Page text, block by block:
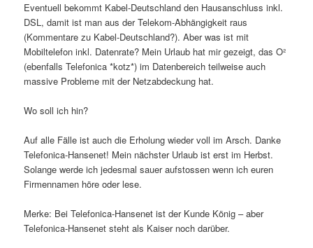
Eventuell bekommt Kabel-Deutschland den Hausanschluss inkl.
DSL, damit ist man aus der Telekom-Abhängigkeit raus
(Kommentare zu Kabel-Deutschland?). Aber was ist mit
Mobiltelefon inkl. Datenrate? Mein Urlaub hat mir gezeigt, das O²
(ebenfalls Telefonica *kotz*) im Datenbereich teilweise auch
massive Probleme mit der Netzabdeckung hat.
Wo soll ich hin?
Auf alle Fälle ist auch die Erholung wieder voll im Arsch. Danke
Telefonica-Hansenet! Mein nächster Urlaub ist erst im Herbst.
Solange werde ich jedesmal sauer aufstossen wenn ich euren
Firmennamen höre oder lese.
Merke: Bei Telefonica-Hansenet ist der Kunde König – aber
Telefonica-Hansenet steht als Kaiser noch darüber.